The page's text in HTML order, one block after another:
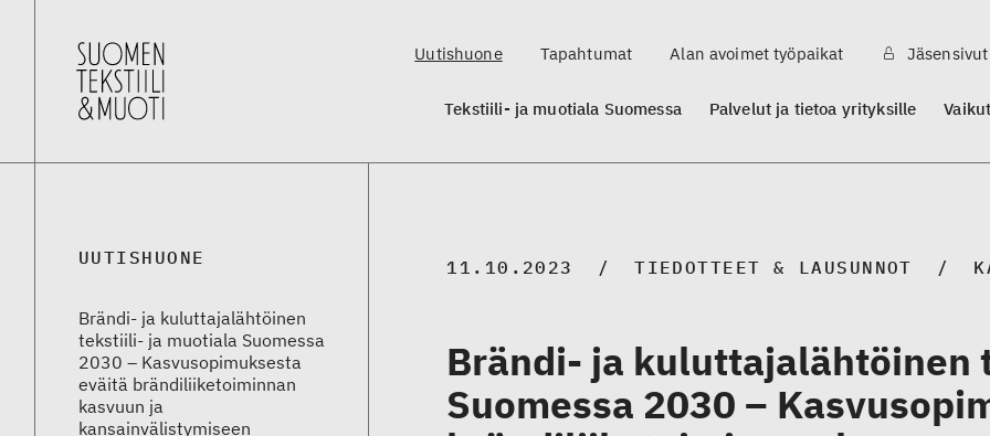
Uutishuone Tapahtumat Alan avoimet työpaikat Jäsensivut
Tekstiili- ja muotiala Suomessa Palvelut ja tietoa yrityksille
UUTISHUONE
Brändi- ja kuluttajalähtöinen
tekstiili- ja muotiala Suomessa
2030 – Kasvusopimuksesta
eväitä brändiliiketoiminnan
kasvuun ja
kansainvälistymiseen
11.10.2023 TIEDOTTEET & LAUSUNNOT
Brändi- ja
Suomessa 2030 –